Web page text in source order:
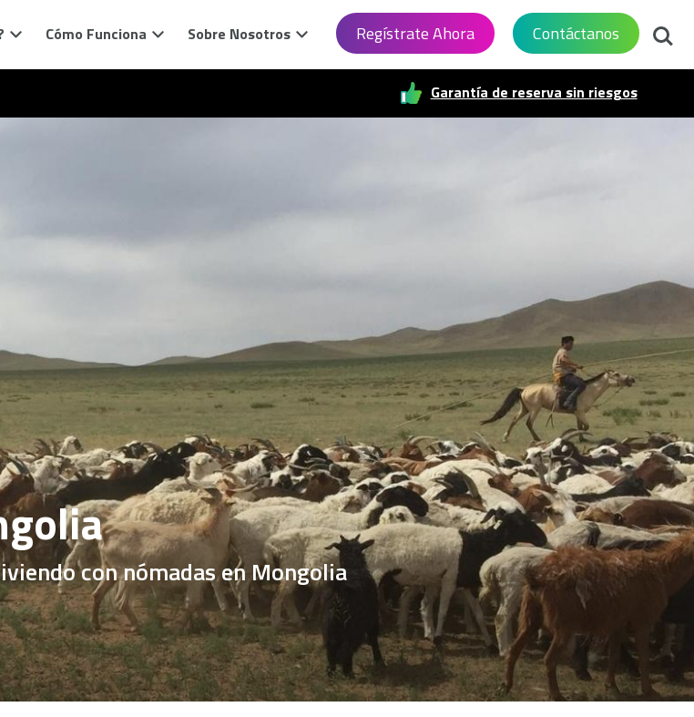
Cómo Funciona Sobre Nosotros Regístrate Ahora Contáctanos
Garantía de reserva sin riesgos
con nómadas en Mongolia